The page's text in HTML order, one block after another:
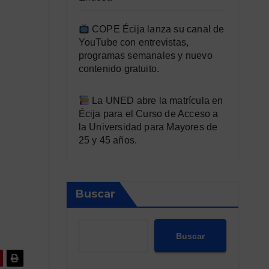
COPE Écija lanza su canal de
YouTube con entrevistas,
programas semanales y nuevo
contenido gratuito.
La UNED abre la matrícula en
Écija para el Curso de Acceso a
la Universidad para Mayores de
25 y 45 años.
Buscar
Buscar